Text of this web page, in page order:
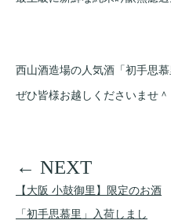
西山酒造場の人気酒「初手思慕
ぜひ皆様お越しくださいませ＾
【大阪 小鼓御里】限定のお酒
「初手思慕里」入荷しまし